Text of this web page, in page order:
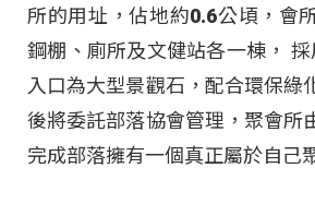
所的用址，佔地約0.6公頃，會
鋼棚、廁所及文健站各一棟， 採
入口為大型景觀石，配合環保綠
後將委託部落協會管理，聚會所
完成部落擁有一個真正屬於自己